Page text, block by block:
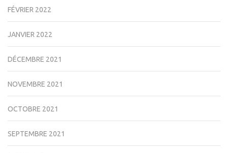
FÉVRIER 2022
JANVIER 2022
DÉCEMBRE 2021
NOVEMBRE 2021
OCTOBRE 2021
SEPTEMBRE 2021